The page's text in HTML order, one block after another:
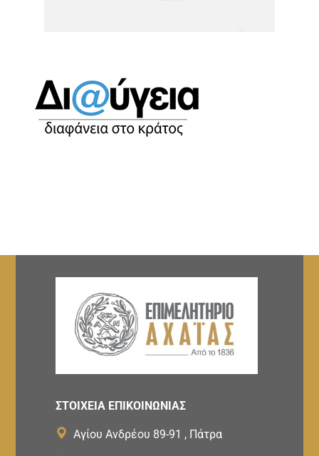
ΣΤΟΙΧΕΙΑ ΕΠΙΚΟΙΝΩΝΙΑΣ
Αγίου Ανδρέου 89-91 , Πάτρα